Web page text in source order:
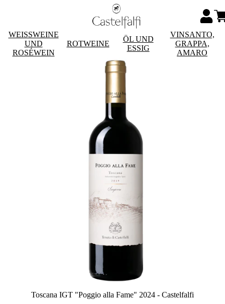
WEISSWEINE
UND
ROSÉWEIN
ROTWEINE
ÖL UND
ESSIG
VINSANTO,
GRAPPA,
AMARO
Toscana IGT "Poggio alla Fame" 2024 - Castelfalfi